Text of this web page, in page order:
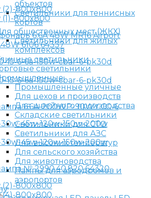
объектов
Светильники для теннисных
кортов
общественных мест (ЖКХ)
Светильники для жилых
комплексов
светильники
светильники
Промышленные уличные
Для цехов и производств
Для швейного производства
Складские светильники
Светильники для СТО
Светильники для АЗС
Для высоких температур
Для сельского хозяйства
Для животноводства
Лампы для аэродромов и
аэропортов
6.6A 48W MR16 Airport
6106 64337
6.6A-200WP-90WY CC-6
№ 2990.40.820 64320